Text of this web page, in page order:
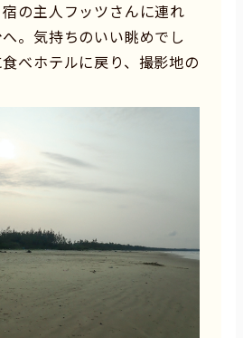
の主人フッツさんに連れ
。気持ちのいい眺めでし
べホテルに戻り、撮影地の